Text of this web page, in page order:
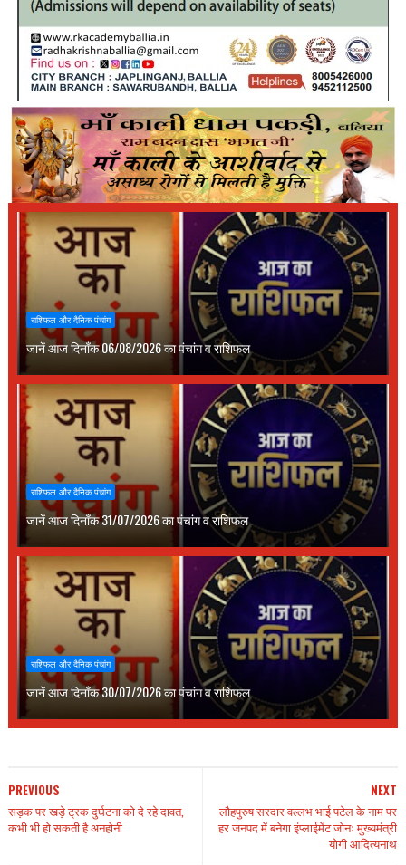
राशिफल और दैनिक पंचांग
जानें आज दिनाँक 06/08/2026 का पंचांग व राशिफल
राशिफल और दैनिक पंचांग
जानें आज दिनाँक 31/07/2026 का पंचांग व राशिफल
राशिफल और दैनिक पंचांग
जानें आज दिनाँक 30/07/2026 का पंचांग व राशिफल
NEXT
लौहपुरुष सरदार वल्लभ भाई पटेल के नाम पर
हर जनपद में बनेगा इंप्लाईमेंट जोनः मुख्यमंत्री
योगी आदित्यनाथ
PREVIOUS
सड़क पर खड़े ट्रक दुर्घटना को दे रहे दावत,
कभी भी हो सकती है अनहोनी